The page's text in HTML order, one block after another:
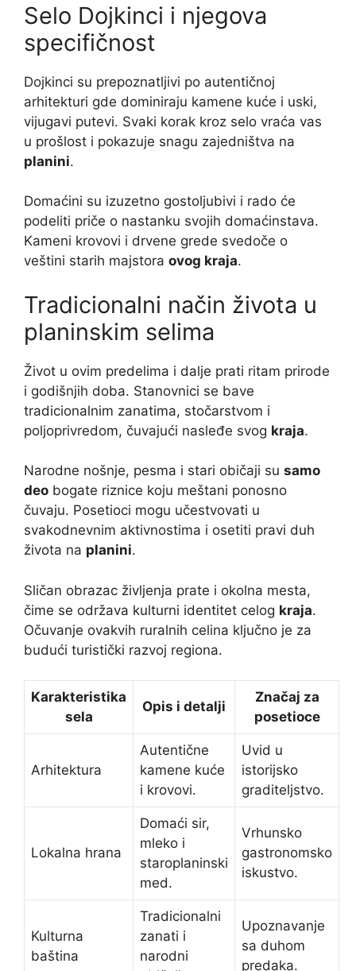
Selo Dojkinci i njegova
specifičnost
Dojkinci su prepoznatljivi po autentičnoj
arhitekturi gde dominiraju kamene kuće i uski,
vijugavi putevi. Svaki korak kroz selo vraća vas
u prošlost i pokazuje snagu zajedništva na
planini.
Domaćini su izuzetno gostoljubivi i rado će
podeliti priče o nastanku svojih domaćinstava.
Kameni krovovi i drvene grede svedoče o
veštini starih majstora ovog kraja.
Tradicionalni način života u
planinskim selima
Život u ovim predelima i dalje prati ritam prirode
i godišnjih doba. Stanovnici se bave
tradicionalnim zanatima, stočarstvom i
poljoprivredom, čuvajući nasleđe svog kraja.
Narodne nošnje, pesma i stari običaji su samo
deo bogate riznice koju meštani ponosno
čuvaju. Posetioci mogu učestvovati u
svakodnevnim aktivnostima i osetiti pravi duh
života na planini.
Sličan obrazac življenja prate i okolna mesta,
čime se održava kulturni identitet celog kraja.
Očuvanje ovakvih ruralnih celina ključno je za
budući turistički razvoj regiona.
Karakteristika
sela
Opis i detalji
Značaj za
posetioce
Arhitektura
Autentične
kamene kuće
i krovovi.
Uvid u
istorijsko
graditeljstvo.
Lokalna hrana
Domaći sir,
mleko i
staroplaninski
med.
Vrhunsko
gastronomsko
iskustvo.
Kulturna
baština
Tradicionalni
zanati i
narodni
Upoznavanje
sa duhom
predaka.